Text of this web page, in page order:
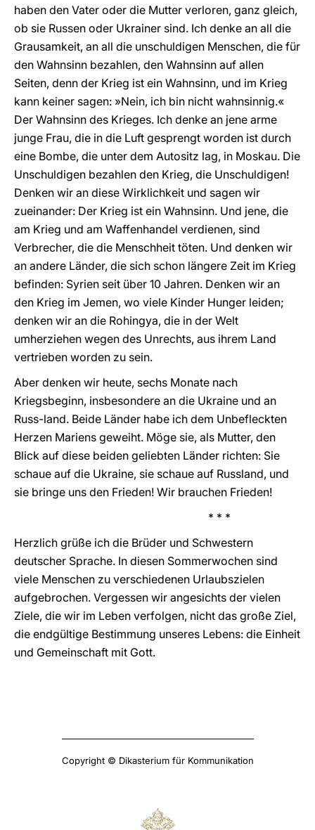
haben den Vater oder die Mutter verloren, ganz gleich,
ob sie Russen oder Ukrainer sind. Ich denke an all die
Grausamkeit, an all die unschuldigen Menschen, die für
den Wahnsinn bezahlen, den Wahnsinn auf allen
Seiten, denn der Krieg ist ein Wahnsinn, und im Krieg
kann keiner sagen: »Nein, ich bin nicht wahnsinnig.«
Der Wahnsinn des Krieges. Ich denke an jene arme
junge Frau, die in die Luft gesprengt worden ist durch
eine Bombe, die unter dem Autositz lag, in Moskau. Die
Unschuldigen bezahlen den Krieg, die Unschuldigen!
Denken wir an diese Wirklichkeit und sagen wir
zueinander: Der Krieg ist ein Wahnsinn. Und jene, die
am Krieg und am Waffenhandel verdienen, sind
Verbrecher, die die Menschheit töten. Und denken wir
an andere Länder, die sich schon längere Zeit im Krieg
befinden: Syrien seit über 10 Jahren. Denken wir an
den Krieg im Jemen, wo viele Kinder Hunger leiden;
denken wir an die Rohingya, die in der Welt
umherziehen wegen des Unrechts, aus ihrem Land
vertrieben worden zu sein.
Aber denken wir heute, sechs Monate nach
Kriegsbeginn, insbesondere an die Ukraine und an
Russ-land. Beide Länder habe ich dem Unbefleckten
Herzen Mariens geweiht. Möge sie, als Mutter, den
Blick auf diese beiden geliebten Länder richten: Sie
schaue auf die Ukraine, sie schaue auf Russland, und
sie bringe uns den Frieden! Wir brauchen Frieden!
* * *
Herzlich grüße ich die Brüder und Schwestern
deutscher Sprache. In diesen Sommerwochen sind
viele Menschen zu verschiedenen Urlaubszielen
aufgebrochen. Vergessen wir angesichts der vielen
Ziele, die wir im Leben verfolgen, nicht das große Ziel,
die endgültige Bestimmung unseres Lebens: die Einheit
und Gemeinschaft mit Gott.
Copyright © Dikasterium für Kommunikation